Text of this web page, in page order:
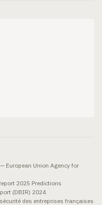
European Union Agency for
2025 Predictions
(DBIR) 2024
des entreprises françaises